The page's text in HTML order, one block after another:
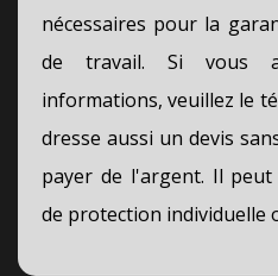
nécessaires pour la
de travail. Si vous
informations, veuillez le
dresse aussi un devis
payer de l'argent. Il peut
de protection individuelle